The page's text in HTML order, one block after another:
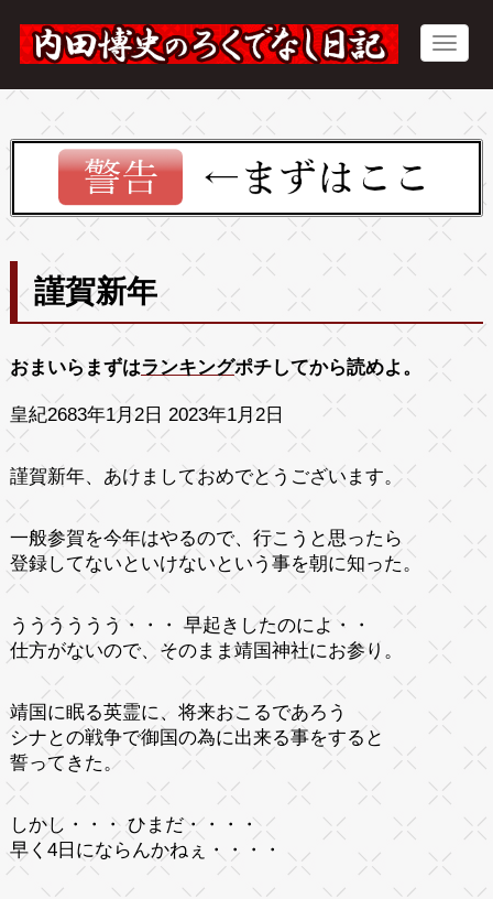
謹賀新年
おまいらまずはランキングポチしてから読めよ。
皇紀2683年1月2日 2023年1月2日
謹賀新年、あけましておめでとうございます。
一般参賀を今年はやるので、行こうと思ったら
登録してないといけないという事を朝に知った。
うううううう・・・ 早起きしたのによ・・
仕方がないので、そのまま靖国神社にお参り。
靖国に眠る英霊に、将来おこるであろう
シナとの戦争で御国の為に出来る事をすると
誓ってきた。
しかし・・・ ひまだ・・・・
早く4日にならんかねぇ・・・・